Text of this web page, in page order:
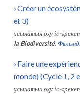
› Créer un
et 3)
ұсынатын оқу іс-
la Biodiversité.
› Faire une
monde) (Cycle 1, 2
ұсынатын оқу іс-